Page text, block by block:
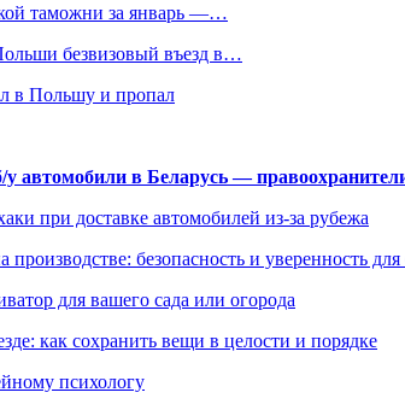
таможни за январь —…
безвизовый въезд в…
в Польшу и пропал
автомобили в Беларусь —
при доставке автомобилей из-за рубежа
производстве: безопасность и уверенность для
для вашего сада или огорода
как сохранить вещи в целости и порядке
психологу